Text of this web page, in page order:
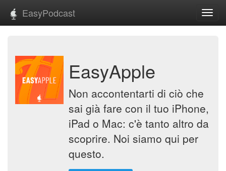
EasyPodcast
EasyApple
Non accontentarti di ciò che
sai già fare con il tuo iPhone,
iPad o Mac: c'è tanto altro da
scoprire. Noi siamo qui per
questo.